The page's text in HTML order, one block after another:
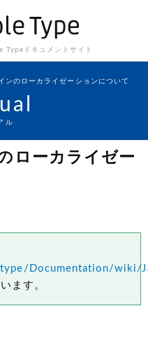
Type ドキュメントサイト
ンのローカライゼーションについて
ル
ローカライゼー
Documentation/wiki/
ます。